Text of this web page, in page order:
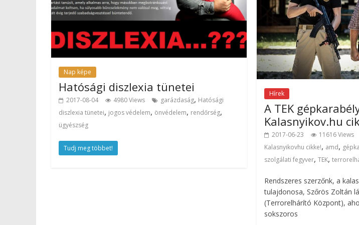
Nap képe
Hatósági diszlexia tünetei
2017-08-04 4980 Views garázdaság, Hatósági
diszlexia tünetei, jogos védelem, önvédelem, rendőrség,
ügyészség
Tudj meg többet!
Hírek
A TEK
Kalasnyikov.hu
2017-06-23 11616 Views
Kalasnyikovhu cikke!, amd,
szolgálati fegyver,TEK,
Rendszeres szerzőnk, a
tulajdonosa, Szőrös Zoltán
(Terrorelhárító Központ),
sokszoros